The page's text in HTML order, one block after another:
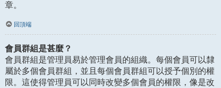
章。
回頂端
會員群組是甚麼？
會員群組是管理員易於管理會員的組織。每個會員可以隸
屬於多個會員群組，並且每個會員群組可以授予個別的權
限。這使得管理員可以同時改變多個會員的權限，像是改